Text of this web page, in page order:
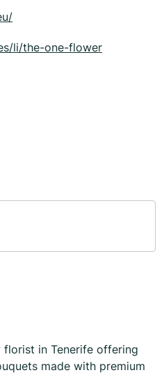
li/the-one-flower
florist in Tenerife offering
made with premium